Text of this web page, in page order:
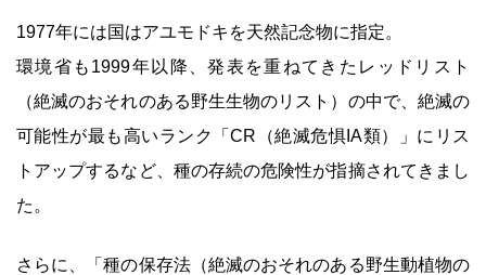
1977年には国はアユモドキを天然記念物に指定。
環境省も1999年以降、発表を重ねてきたレッドリスト
（絶滅のおそれのある野生生物のリスト）の中で、絶滅の
可能性が最も高いランク「CR（絶滅危惧IA類）」にリス
トアップするなど、種の存続の危険性が指摘されてきまし
た。
さらに、「種の保存法（絶滅のおそれのある野生動植物の